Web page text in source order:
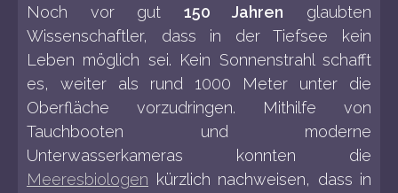
Noch vor gut 150 Jahren glaubten
Wissenschaftler, dass in der Tiefsee kein
Leben möglich sei. Kein Sonnenstrahl schafft
es, weiter als rund 1000 Meter unter die
Oberfläche vorzudringen. Mithilfe von
Tauchbooten und moderne
Unterwasserkameras konnten die
Meeresbiologen kürzlich nachweisen, dass in